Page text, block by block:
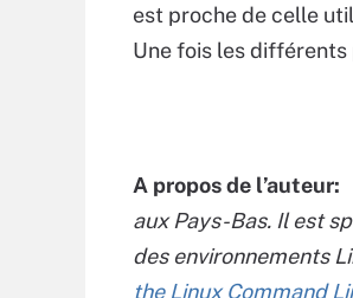
est proche de celle
Une fois les différents
A propos de l’auteur:
aux Pays-Bas. Il est
des environnements
the Linux Command